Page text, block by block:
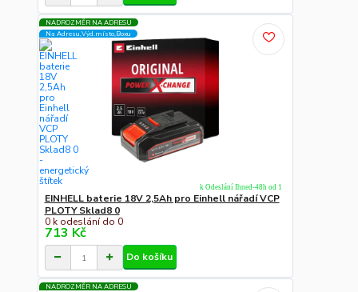
NADROZMĚR NA ADRESU
Na Adresu,Výd.místo,Boxu
EINHELL baterie 18V 2,5Ah pro Einhell nářadí VCP
PLOTY Sklad8 0
0 k odeslání do 0
713 Kč
k Odeslání Ihned-48h od 1
Do košíku
NADROZMĚR NA ADRESU